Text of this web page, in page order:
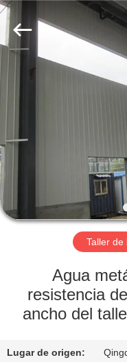
EN
CASA.
PRODUCTOS
VÍDEOS
SOBRE
2026
Qingdao
KaFa
Fabrication
Co.,
Ltd..
Reserved.
Taller de
Agua
resistencia
ancho del
Lugar de origen: